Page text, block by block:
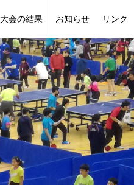
大会の結果 お知らせ リンク